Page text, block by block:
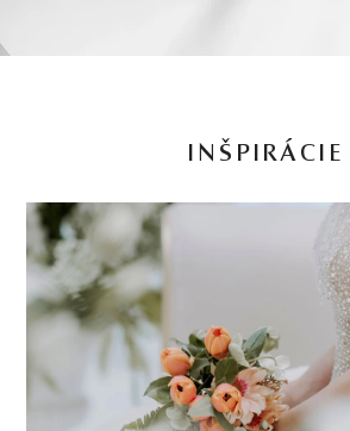
INŠPIRÁCIE